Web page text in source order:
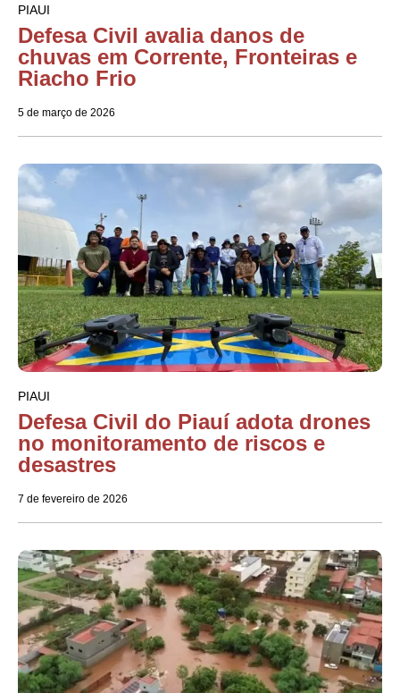
PIAUI
Defesa Civil avalia danos de
chuvas em Corrente, Fronteiras e
Riacho Frio
5 de março de 2026
PIAUI
Defesa Civil do Piauí adota drones
no monitoramento de riscos e
desastres
7 de fevereiro de 2026